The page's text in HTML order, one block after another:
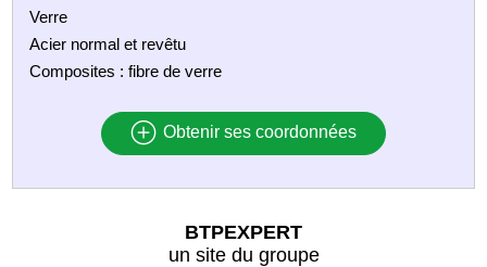
Verre
Acier normal et revêtu
Composites : fibre de verre
Obtenir ses coordonnées
BTPEXPERT
un site du groupe